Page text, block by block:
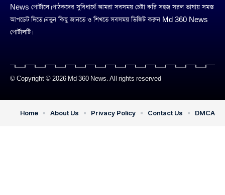
News পোর্টালে। পাঠকদের সুবিধার্থে আমরা সবসময় চেষ্টা করি সহজ সরল ভাষায় সমস্ত
আপডেট দিতে। নতুন কিছু জানতে ও শিখতে সবসময় ভিজিট করুন Md 360 News
পোর্টালটি।
© Copyright © 2026 Md 360 News. All rights reserved
Home About Us Privacy Policy Contact Us DMCA